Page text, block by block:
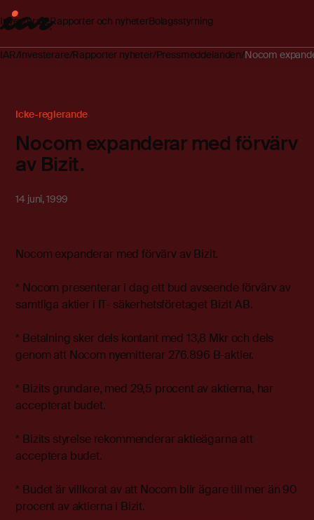
InvesterareRapporter och nyheterBolagsstyrning
IAR Investerare Rapporter nyheter Pressmeddelanden Nocom
Icke-reglerande
Nocom expanderar med förvärv
av Bizit.
14 juni, 1999
Nocom expanderar med förvärv av Bizit.
* Nocom presenterar i dag ett bud avseende förvärv av
samtliga aktier i IT- säkerhetsföretaget Bizit AB.
* Betalning sker dels kontant med 13,8 Mkr och dels
genom att Nocom nyemitterar 276.896 B-aktier.
* Bizits grundare, med 29,5 procent av aktierna, har
accepterat budet.
* Bizits styrelse rekommenderar aktieägarna att
acceptera budet.
* Budet är villkorat av att Nocom blir ägare till mer än 90
procent av aktierna i Bizit.